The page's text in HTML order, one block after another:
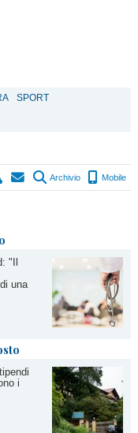
SPORT
Archivio Mobile
"Il
una
i